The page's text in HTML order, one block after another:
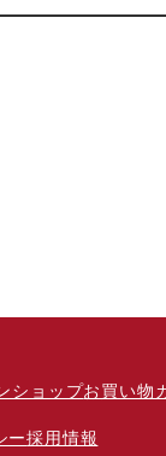
ショップお買い物
ー採用情報